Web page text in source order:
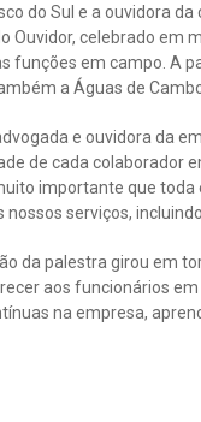
do Sul e a ouvidora
Ouvidor, celebrado em
funções em campo. A
a Águas de
e ouvidora da
de cada colaborador
importante que
serviços,
da palestra girou em
aos funcionários
na empresa,